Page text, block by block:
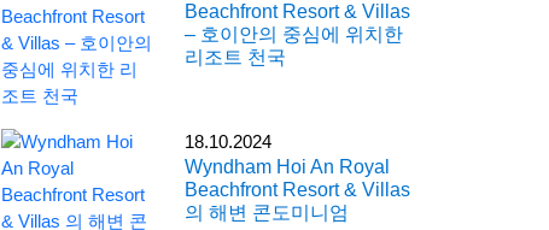
Beachfront Resort & Villas
– 호이안의 중심에 위치한
리조트 천국
18.10.2024
Wyndham Hoi An Royal
Beachfront Resort & Villas
의 해변 콘도미니엄